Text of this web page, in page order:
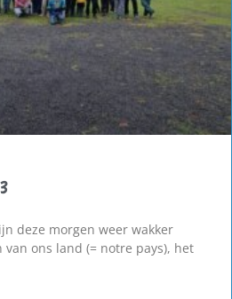
deze morgen weer wakker
ons land (= notre pays), het